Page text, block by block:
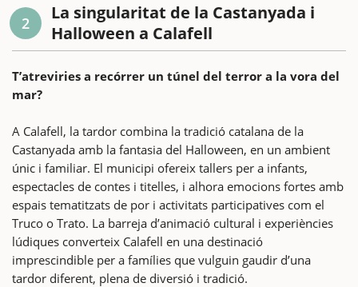
2
La singularitat de la Castanyada i
Halloween a Calafell
T’atreviries a recórrer un túnel del terror a la vora del
mar?
A Calafell, la tardor combina la tradició catalana de la
Castanyada amb la fantasia del Halloween, en un ambient
únic i familiar. El municipi ofereix tallers per a infants,
espectacles de contes i titelles, i alhora emocions fortes amb
espais tematitzats de por i activitats participatives com el
Truco o Trato. La barreja d’animació cultural i experiències
lúdiques converteix Calafell en una destinació
imprescindible per a famílies que vulguin gaudir d’una
tardor diferent, plena de diversió i tradició.